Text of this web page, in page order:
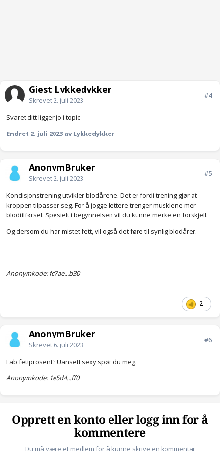
Gjest Lykkedykker
Skrevet2. juli 2023
#4
Svaret ditt ligger jo i topic
Endret 2. juli 2023 av Lykkedykker
AnonymBruker
Skrevet2. juli 2023
#5
Kondisjonstrening utvikler blodårene. Det er fordi trening gjør at
kroppen tilpasser seg. For å jogge lettere trenger musklene mer
blodtilførsel. Spesielt i begynnelsen vil du kunne merke en forskjell.
Og dersom du har mistet fett, vil også det føre til synlig blodårer.
Anonymkode: fc7ae...b30
2
AnonymBruker
Skrevet 6. juli 2023
#6
Lab fettprosent? Uansett sexy spør du meg.
Anonymkode: 1e5d4...ff0
Opprett en konto eller logg inn for å
kommentere
Du må være et medlem for å kunne skrive en kommentar